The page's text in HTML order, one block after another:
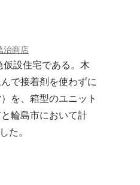
商店
設住宅である。木
で接着剤を使わずに
を、箱型のユニット
輪島市において計
た。